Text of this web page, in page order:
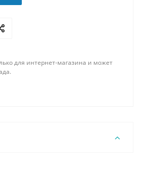
для интернет-магазина и может